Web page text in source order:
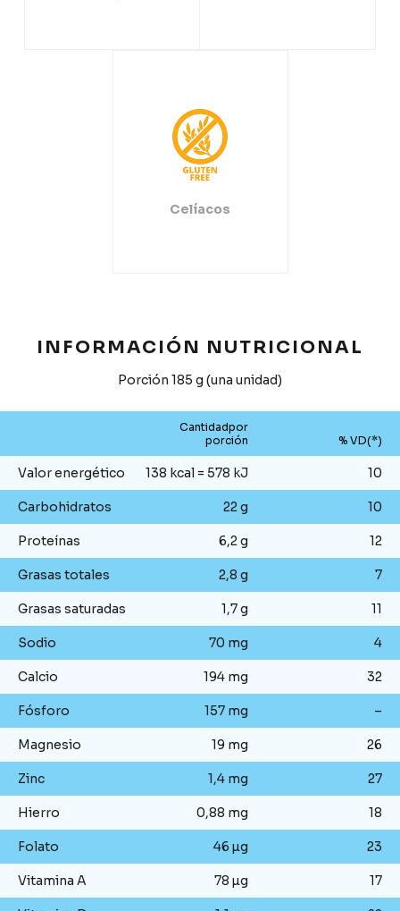
Celíacos
INFORMACIÓN NUTRICIONAL
Porción 185 g (una unidad)
Cantidadpor
porción
% VD(*)
Valor energético 138 kcal = 578 kJ 10
Carbohidratos 22 g 10
Proteínas 6,2 g 12
Grasas totales 2,8 g 7
Grasas saturadas 1,7 g 11
Sodio 70 mg 4
Calcio 194 mg 32
Fósforo 157 mg –
Magnesio 19 mg 26
Zinc 1,4 mg 27
Hierro 0,88 mg 18
Folato 46 µg 23
Vitamina A 78 µg 17